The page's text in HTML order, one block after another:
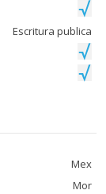
Escritura publica
Mex
Mor